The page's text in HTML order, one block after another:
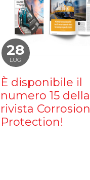
28
LUG
È disponibile il
numero 15 della
rivista Corrosion
Protection!